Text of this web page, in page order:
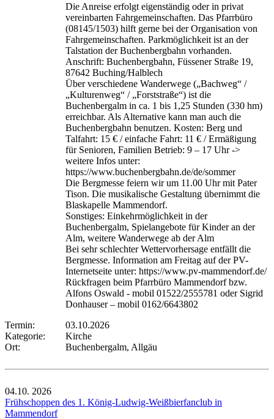
Die Anreise erfolgt eigenständig oder in privat
vereinbarten Fahrgemeinschaften. Das Pfarrbüro
(08145/1503) hilft gerne bei der Organisation von
Fahrgemeinschaften. Parkmöglichkeit ist an der
Talstation der Buchenbergbahn vorhanden.
Anschrift: Buchenbergbahn, Füssener Straße 19,
87642 Buching/Halblech
Über verschiedene Wanderwege („Bachweg“ /
„Kulturenweg“ / „Forststraße“) ist die
Buchenbergalm in ca. 1 bis 1,25 Stunden (330 hm)
erreichbar. Als Alternative kann man auch die
Buchenbergbahn benutzen. Kosten: Berg und
Talfahrt: 15 € / einfache Fahrt: 11 € / Ermäßigung
für Senioren, Familien Betrieb: 9 – 17 Uhr ->
weitere Infos unter:
https://www.buchenbergbahn.de/de/sommer
Die Bergmesse feiern wir um 11.00 Uhr mit Pater
Tison. Die musikalische Gestaltung übernimmt die
Blaskapelle Mammendorf.
Sonstiges: Einkehrmöglichkeit in der
Buchenbergalm, Spielangebote für Kinder an der
Alm, weitere Wanderwege ab der Alm
Bei sehr schlechter Wettervorhersage entfällt die
Bergmesse. Information am Freitag auf der PV-
Internetseite unter: https://www.pv-mammendorf.de/
Rückfragen beim Pfarrbüro Mammendorf bzw.
Alfons Oswald - mobil 01522/2555781 oder Sigrid
Donhauser – mobil 0162/6643802
Termin:
03.10.2026
Kategorie:
Kirche
Ort:
Buchenbergalm, Allgäu
04.10. 2026
Frühschoppen des 1. König-Ludwig-Weißbierfanclub in
Mammendorf